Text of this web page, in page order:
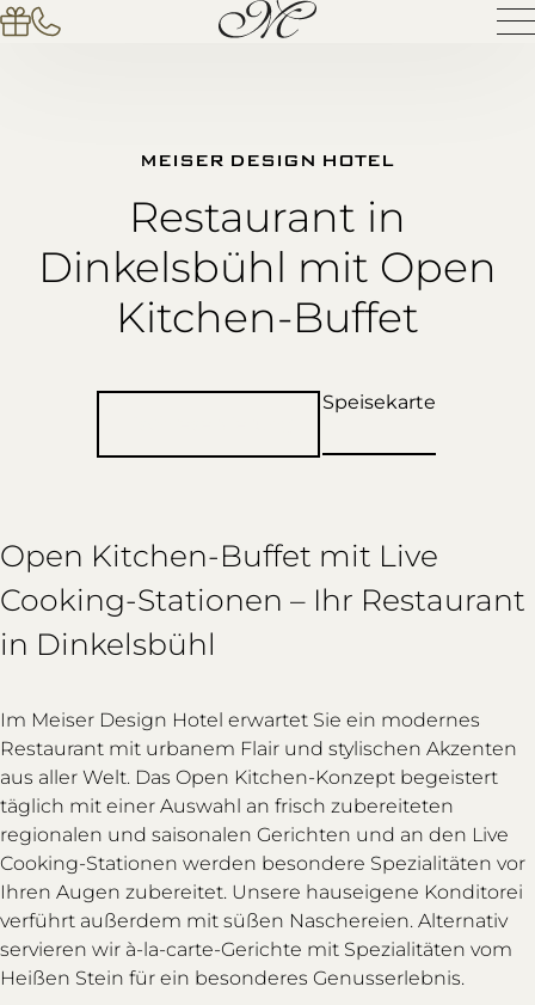
MEISER DESIGN HOTEL
Restaurant in
Dinkelsbühl mit Open
Kitchen-Buffet
Speisekarte
Open Kitchen-Buffet mit Live
Cooking-Stationen – Ihr Restaurant
in Dinkelsbühl
Im Meiser Design Hotel erwartet Sie ein modernes
Restaurant mit urbanem Flair und stylischen Akzenten
aus aller Welt. Das Open Kitchen-Konzept begeistert
täglich mit einer Auswahl an frisch zubereiteten
regionalen und saisonalen Gerichten und an den Live
Cooking-Stationen werden besondere Spezialitäten vor
Ihren Augen zubereitet. Unsere hauseigene Konditorei
verführt außerdem mit süßen Naschereien. Alternativ
servieren wir à-la-carte-Gerichte mit Spezialitäten vom
Heißen Stein für ein besonderes Genusserlebnis.